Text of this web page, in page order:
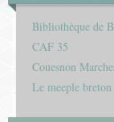
Bibliothèque de
CAF 35
Couesnon
Le meeple breton